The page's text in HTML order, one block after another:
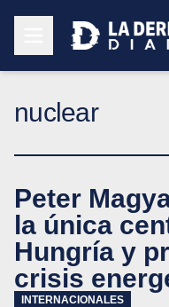
nuclear
Peter
la única
Hungría y
crisis
INTERNACIONALES